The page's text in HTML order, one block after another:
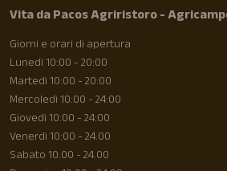
Vita da Pacos Agriristoro -
Giorni e orari di apertura
Lunedì 10:00 - 20:00
Martedì 10:00 - 20:00
Mercoledì 10:00 - 24:00
Giovedì 10:00 - 24:00
Venerdì 10:00 - 24.00
Sabato 10.00 - 24.00